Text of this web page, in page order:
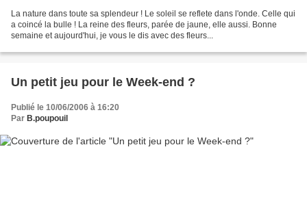
La nature dans toute sa splendeur ! Le soleil se reflete dans l'onde. Celle qui
a coincé la bulle ! La reine des fleurs, parée de jaune, elle aussi. Bonne
semaine et aujourd'hui, je vous le dis avec des fleurs...
Un petit jeu pour le Week-end ?
Publié le 10/06/2006 à 16:20
Par B.poupouil